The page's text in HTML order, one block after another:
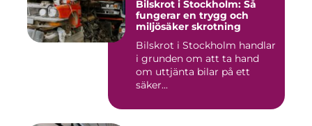
Bilskrot i Stockholm: Så
fungerar en trygg och
miljösäker skrotning
Bilskrot i Stockholm handlar
i grunden om att ta hand
om uttjänta bilar på ett
säker...